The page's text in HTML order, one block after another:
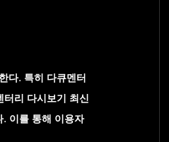
다. 특히 다큐멘터
터리 다시보기 최신
이를 통해 이용자